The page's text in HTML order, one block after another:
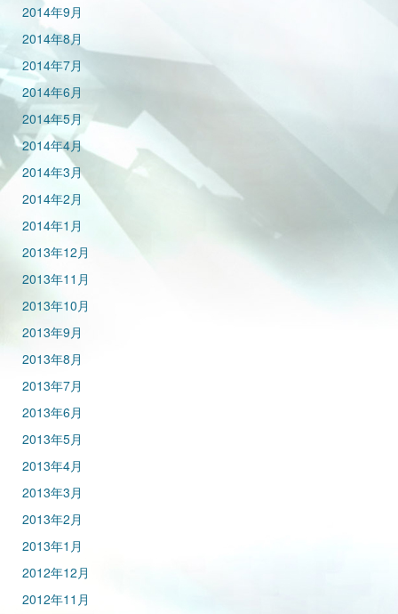
2014年9月
2014年8月
2014年7月
2014年6月
2014年5月
2014年4月
2014年3月
2014年2月
2014年1月
2013年12月
2013年11月
2013年10月
2013年9月
2013年8月
2013年7月
2013年6月
2013年5月
2013年4月
2013年3月
2013年2月
2013年1月
2012年12月
2012年11月